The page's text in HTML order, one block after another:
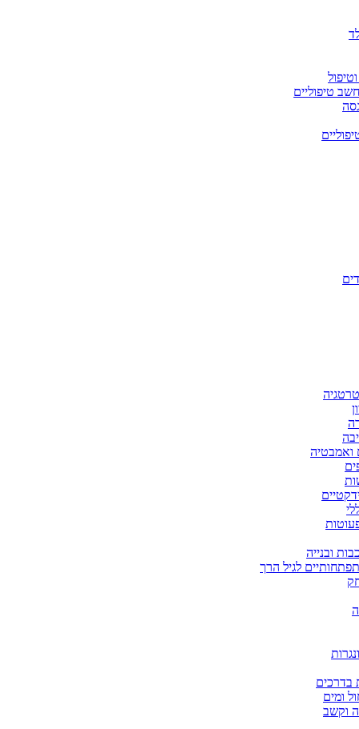
טיפוליים
ואמבטיה
ובנייה
לגיל הרך
בדרכים
ומים
וקשב